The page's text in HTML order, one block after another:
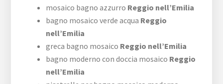
mosaico bagno azzurro Reggio nell’Emilia
bagno mosaico verde acqua Reggio
nell’Emilia
greca bagno mosaico Reggio nell’Emilia
bagno moderno con doccia mosaico Reggio
nell’Emilia